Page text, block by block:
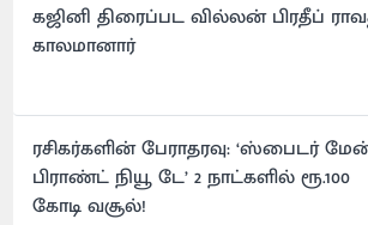
கஜினி திரைப்பட வில்லன் பிரதீப்
காலமானார்
ரசிகர்களின் பேராதரவு: ‘ஸ்பைடர்
பிராண்ட் நியூ டே’ 2 நாட்களில் ரூ.100
கோடி வசூல்!